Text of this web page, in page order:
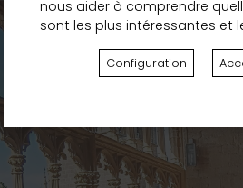
nous aider à comprendre
sont les plus intéressantes et
Configuration